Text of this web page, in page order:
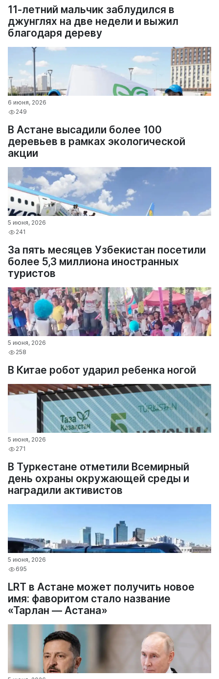
11-летний мальчик заблудился в
джунглях на две недели и выжил
благодаря дереву
6 июня, 2026
249
В Астане высадили более 100
деревьев в рамках экологической
акции
5 июня, 2026
241
За пять месяцев Узбекистан посетили
более 5,3 миллиона иностранных
туристов
5 июня, 2026
258
В Китае робот ударил ребенка ногой
5 июня, 2026
271
В Туркестане отметили Всемирный
день охраны окружающей среды и
наградили активистов
5 июня, 2026
695
LRT в Астане может получить новое
имя: фаворитом стало название
«Тарлан — Астана»